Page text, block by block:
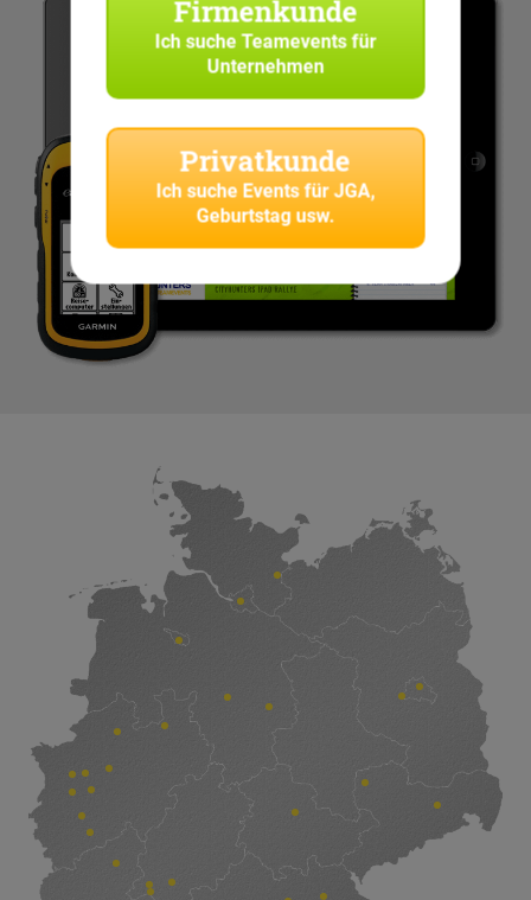
Firmenkunde
Ich sucheTeamevents für
Unternehmen
Privatkunde
Ich suche Events für JGA,
Geburtstag usw.